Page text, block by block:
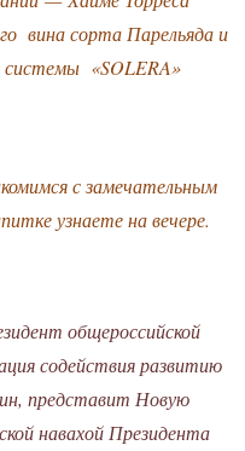
вина сорта Парельяда и
системы «SOLERA»
с замечательным
узнаете на вечере.
общероссийской
содействия развитию
представит Новую
навахой Президента